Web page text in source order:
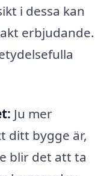
i dessa kan
erbjudande.
Ju mer
ditt bygge är,
blir det att ta